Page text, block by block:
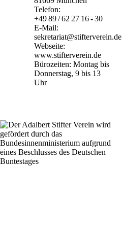
Telefon:
+49 89 / 62 27 16 - 30
E-Mail:
sekretariat@stifterverein.de
Webseite:
www.stifterverein.de
Bürozeiten: Montag bis
Donnerstag, 9 bis 13
Uhr